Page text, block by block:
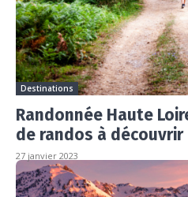
Destinations
Randonnée Haute
de randos à découvrir
27 janvier 2023